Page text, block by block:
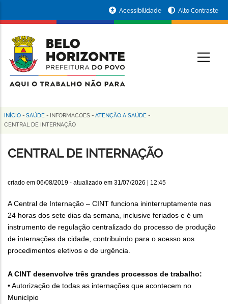
conteúdo
principal
da
Prefeitura
de
Horizonte
Acessibilidade Alto Contraste
Trilha
navegação
INÍCIO - SAÚDE - INFORMACOES - ATENÇÃO A SAÚDE -
CENTRAL DE INTERNAÇÃO
CENTRAL DE INTERNAÇÃO
criado em 06/08/2019 - atualizado em 31/07/2026 | 12:45
A Central de Internação – CINT funciona ininterruptamente nas
24 horas dos sete dias da semana, inclusive feriados e é um
instrumento de regulação centralizado do processo de produção
de internações da cidade, contribuindo para o acesso aos
procedimentos eletivos e de urgência.
A CINT desenvolve três grandes processos de trabalho:
• Autorização de todas as internações que acontecem no
Município